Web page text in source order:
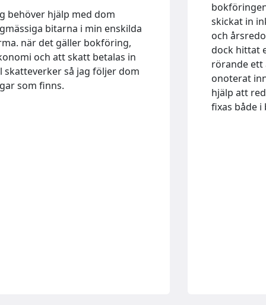
behöver hjälp med dom
bitarna i min enskilda
när det gäller bokföring,
och att skatt betalas in
skatteverker så jag följer dom
som finns.
skickat in
och
dock hittat
rörande ett
onoterat
hjälp att
fixas både